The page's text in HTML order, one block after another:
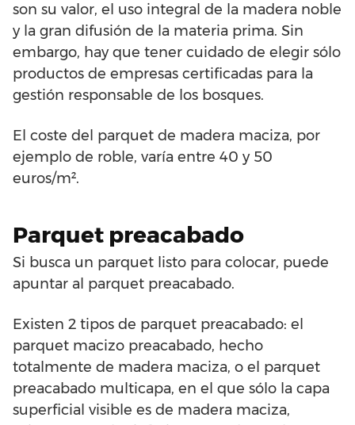
son su valor, el uso integral de la madera noble
y la gran difusión de la materia prima. Sin
embargo, hay que tener cuidado de elegir sólo
productos de empresas certificadas para la
gestión responsable de los bosques.
El coste del parquet de madera maciza, por
ejemplo de roble, varía entre 40 y 50
euros/m².
Parquet preacabado
Si busca un parquet listo para colocar, puede
apuntar al parquet preacabado.
Existen 2 tipos de parquet preacabado: el
parquet macizo preacabado, hecho
totalmente de madera maciza, o el parquet
preacabado multicapa, en el que sólo la capa
superficial visible es de madera maciza,